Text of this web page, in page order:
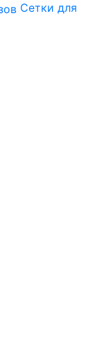
Сетки для